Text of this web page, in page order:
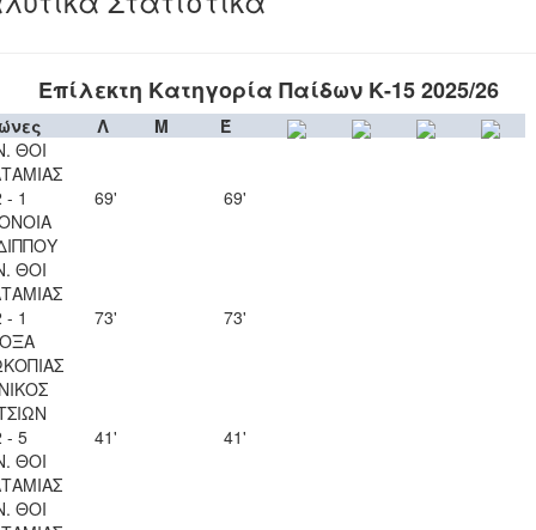
Επίλεκτη Κατηγορία Παίδων Κ-15 2025/26
Λ Μ
Έ
ΘΟΙ
- 1
69' 69'
ΘΟΙ
- 1
73' 73'
- 5
ΘΟΙ
41' 41'
ΘΟΙ